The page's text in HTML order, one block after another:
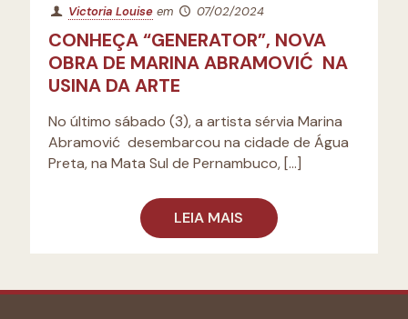
Victoria Louise em 07/02/2024
CONHEÇA “GENERATOR”, NOVA
OBRA DE MARINA ABRAMOVIĆ NA
USINA DA ARTE
No último sábado (3), a artista sérvia Marina
Abramović desembarcou na cidade de Água
Preta, na Mata Sul de Pernambuco, […]
LEIA MAIS